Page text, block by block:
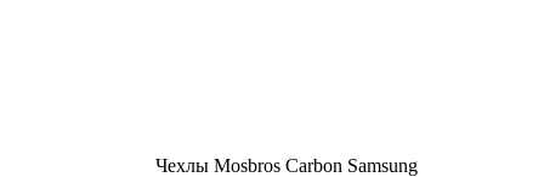
Чехлы Mosbros Carbon Samsung